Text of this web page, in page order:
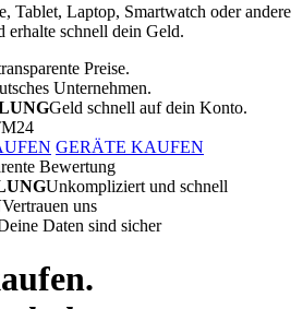
Tablet, Laptop, Smartwatch oder andere
erhalte schnell dein Geld.
Preise.
Unternehmen.
Geld schnell auf dein Konto.
GERÄTE KAUFEN
Bewertung
Unkompliziert und schnell
Vertrauen uns
Daten sind sicher